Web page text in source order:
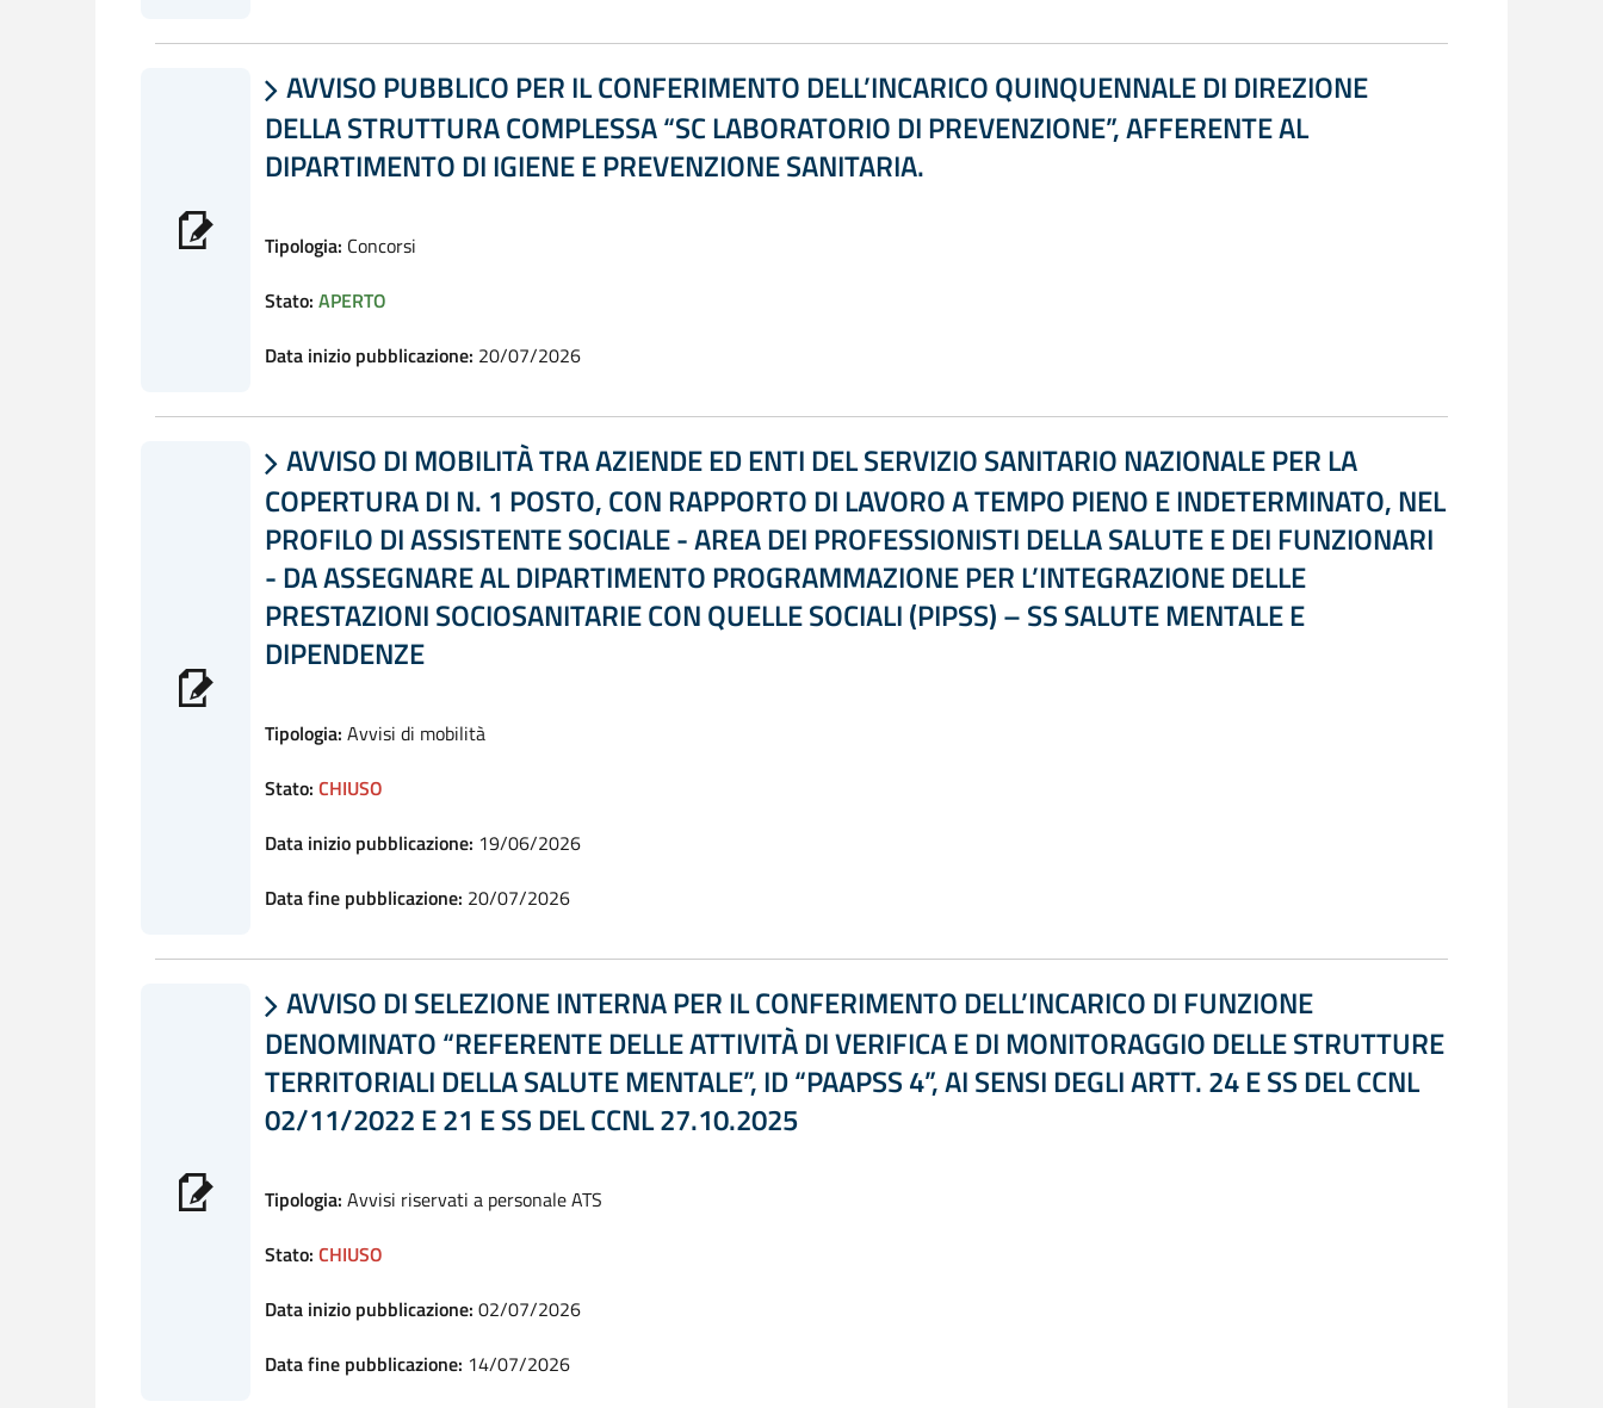
 AVVISO PUBBLICO PER IL CONFERIMENTO DELL’INCARICO QUINQUENNALE DI DIREZIONE
DELLA STRUTTURA COMPLESSA “SC LABORATORIO DI PREVENZIONE”, AFFERENTE AL
DIPARTIMENTO DI IGIENE E PREVENZIONE SANITARIA.
Tipologia: Concorsi
Stato: APERTO
Data inizio pubblicazione: 20/07/2026
 AVVISO DI MOBILITÀ TRA AZIENDE ED ENTI DEL SERVIZIO SANITARIO NAZIONALE PER LA
COPERTURA DI N. 1 POSTO, CON RAPPORTO DI LAVORO A TEMPO PIENO E INDETERMINATO, NEL
PROFILO DI ASSISTENTE SOCIALE - AREA DEI PROFESSIONISTI DELLA SALUTE E DEI FUNZIONARI
- DA ASSEGNARE AL DIPARTIMENTO PROGRAMMAZIONE PER L’INTEGRAZIONE DELLE
PRESTAZIONI SOCIOSANITARIE CON QUELLE SOCIALI (PIPSS) – SS SALUTE MENTALE E
DIPENDENZE
Tipologia: Avvisi di mobilità
Stato: CHIUSO
Data inizio pubblicazione: 19/06/2026
Data fine pubblicazione: 20/07/2026
 AVVISO DI SELEZIONE INTERNA PER IL CONFERIMENTO DELL’INCARICO DI FUNZIONE
DENOMINATO “REFERENTE DELLE ATTIVITÀ DI VERIFICA E DI MONITORAGGIO DELLE STRUTTURE
TERRITORIALI DELLA SALUTE MENTALE”, ID “PAAPSS 4”, AI SENSI DEGLI ARTT. 24 E SS DEL CCNL
02/11/2022 E 21 E SS DEL CCNL 27.10.2025
Tipologia: Avvisi riservati a personale ATS
Stato: CHIUSO
Data inizio pubblicazione: 02/07/2026
Data fine pubblicazione: 14/07/2026